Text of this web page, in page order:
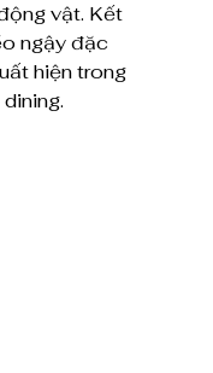
vật. Kết
ngậy đặc
hiện trong